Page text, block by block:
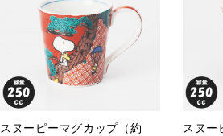
スヌーピーマグカップ（約
スヌー